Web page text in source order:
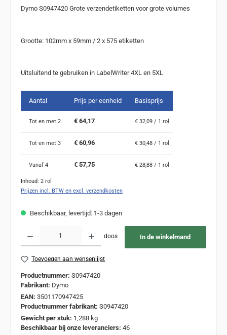
Dymo S0947420 Grote verzendetiketten voor grote volumes
Grootte: 102mm x 59mm / 2 x 575 etiketten
Uitsluitend te gebruiken in LabelWriter 4XL en 5XL
Aantal Prijs per eenheid Basisprijs
Tot en met 2 € 64,17 € 32,09 / 1 rol
Tot en met 3 € 60,96 € 30,48 / 1 rol
Vanaf 4 € 57,75 € 28,88 / 1 rol
Inhoud: 2 rol
Prijzen incl. BTW en excl. verzendkosten
Beschikbaar, levertijd: 1-3 dagen
doos In de winkelmand
Toevoegen aan wensenlijst
Productnummer: S0947420
Fabrikant: Dymo
EAN: 3501170947425
Productnummer fabrikant: S0947420
Gewicht per stuk: 1,288 kg
Beschikbaar bij onze leveranciers: 46